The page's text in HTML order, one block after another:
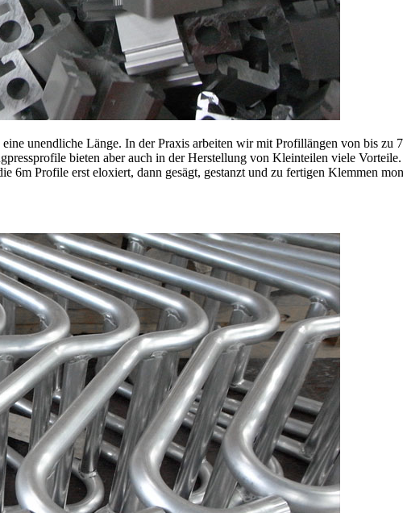
unendliche Länge. In der Praxis arbeiten wir mit Profillängen von bis zu
bieten aber auch in der Herstellung von Kleinteilen viele
6m Profile erst eloxiert, dann gesägt, gestanzt und zu fertigen Klemmen